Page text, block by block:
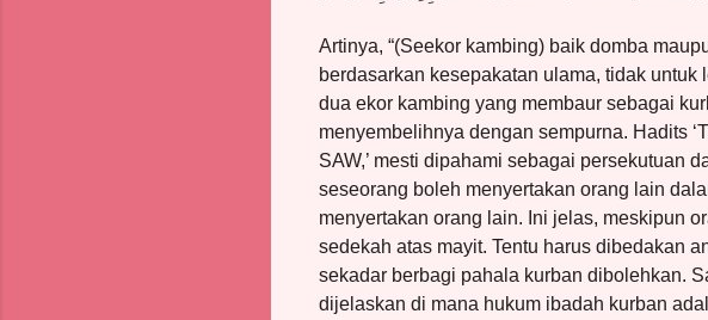
Artinya, “(Seekor kambing) baik domba
berdasarkan kesepakatan ulama, tidak
dua ekor kambing yang membaur sebagai
menyembelihnya dengan sempurna. Hadits
SAW,’ mesti dipahami sebagai persekutuan
seseorang boleh menyertakan orang lain
menyertakan orang lain. Ini jelas, meskipun
sedekah atas mayit. Tentu harus dibedakan
sekadar berbagi pahala kurban dibolehkan.
dijelaskan di mana hukum ibadah kurban